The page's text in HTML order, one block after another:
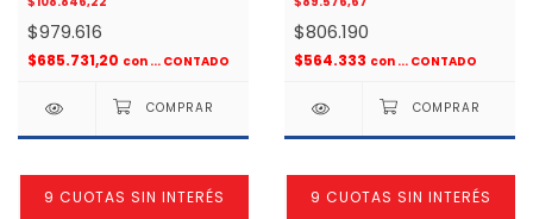
$979.616
$685.731,20 con ... CONTADO
$806.190
$564.333 con ... CONTADO
9 CUOTAS SIN INTERÉS 9 CUOTAS SIN INTERÉS